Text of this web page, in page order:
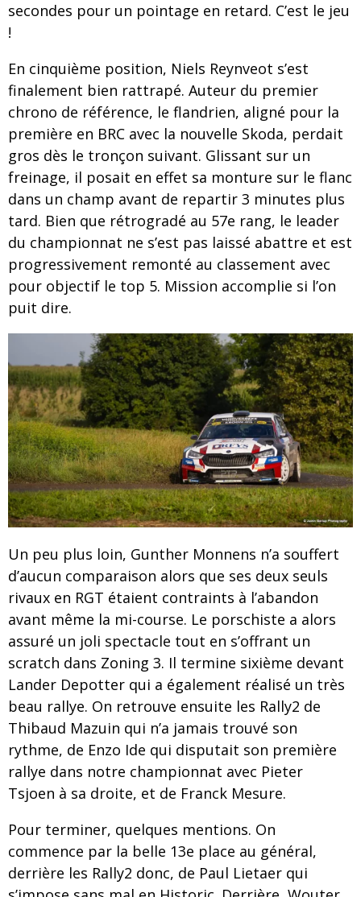
secondes pour un pointage en retard. C’est le jeu
!
En cinquième position, Niels Reynveot s’est
finalement bien rattrapé. Auteur du premier
chrono de référence, le flandrien, aligné pour la
première en BRC avec la nouvelle Skoda, perdait
gros dès le tronçon suivant. Glissant sur un
freinage, il posait en effet sa monture sur le flanc
dans un champ avant de repartir 3 minutes plus
tard. Bien que rétrogradé au 57e rang, le leader
du championnat ne s’est pas laissé abattre et est
progressivement remonté au classement avec
pour objectif le top 5. Mission accomplie si l’on
puit dire.
Un peu plus loin, Gunther Monnens n’a souffert
d’aucun comparaison alors que ses deux seuls
rivaux en RGT étaient contraints à l’abandon
avant même la mi-course. Le porschiste a alors
assuré un joli spectacle tout en s’offrant un
scratch dans Zoning 3. Il termine sixième devant
Lander Depotter qui a également réalisé un très
beau rallye. On retrouve ensuite les Rally2 de
Thibaud Mazuin qui n’a jamais trouvé son
rythme, de Enzo Ide qui disputait son première
rallye dans notre championnat avec Pieter
Tsjoen à sa droite, et de Franck Mesure.
Pour terminer, quelques mentions. On
commence par la belle 13e place au général,
derrière les Rally2 donc, de Paul Lietaer qui